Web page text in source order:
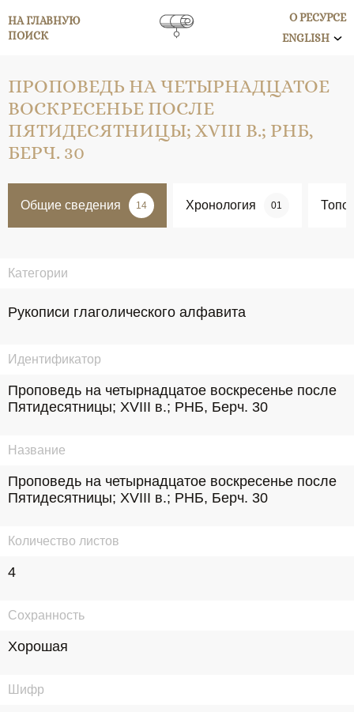
НА ГЛАВНУЮ
ПОИСК
О РЕСУРСЕ
ENGLISH
ПРОПОВЕДЬ НА ЧЕТЫРНАДЦАТОЕ
ВОСКРЕСЕНЬЕ ПОСЛЕ
ПЯТИДЕСЯТНИЦЫ; XVIII В.; РНБ,
БЕРЧ. 30
Общие сведения 14 Хронология 01
Категории
Рукописи глаголического алфавита
Идентификатор
Проповедь на четырнадцатое воскресенье после
Пятидесятницы; XVIII в.; РНБ, Берч. 30
Название
Проповедь на четырнадцатое воскресенье после
Пятидесятницы; XVIII в.; РНБ, Берч. 30
Количество листов
4
Сохранность
Хорошая
Шифр